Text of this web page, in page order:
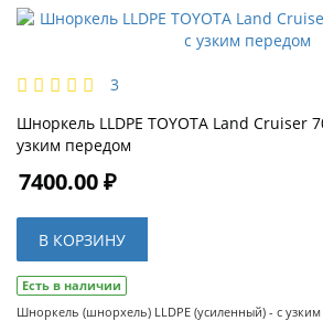
3
Шноркель LLDPE TOYOTA Land Cruiser
узким передом
7400.00 ₽
В КОРЗИНУ
Есть в наличии
Шноркель (шнорхель) LLDPE (усиленный) - с